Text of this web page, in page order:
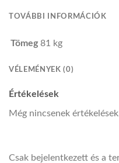
TOVÁBBI INFORMÁCIÓK
Tömeg 81 kg
VÉLEMÉNYEK (0)
Értékelések
Még nincsenek
Csak bejelentkezett és a